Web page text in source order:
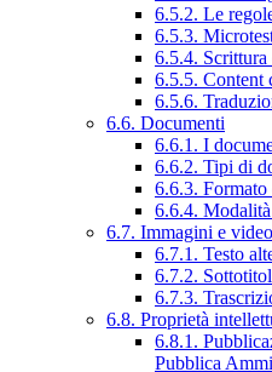
6.5.2. Le
6.5.3.
6.5.4.
6.5.5. Content
6.5.6.
6.6. Documenti
6.6.1. I
6.6.2. Tipi di
6.6.3.
6.6.4.
6.7. Immagini e video
6.7.1. Testo
6.7.2.
6.7.3.
6.8. Proprietà
6.8.1.
Pubblica